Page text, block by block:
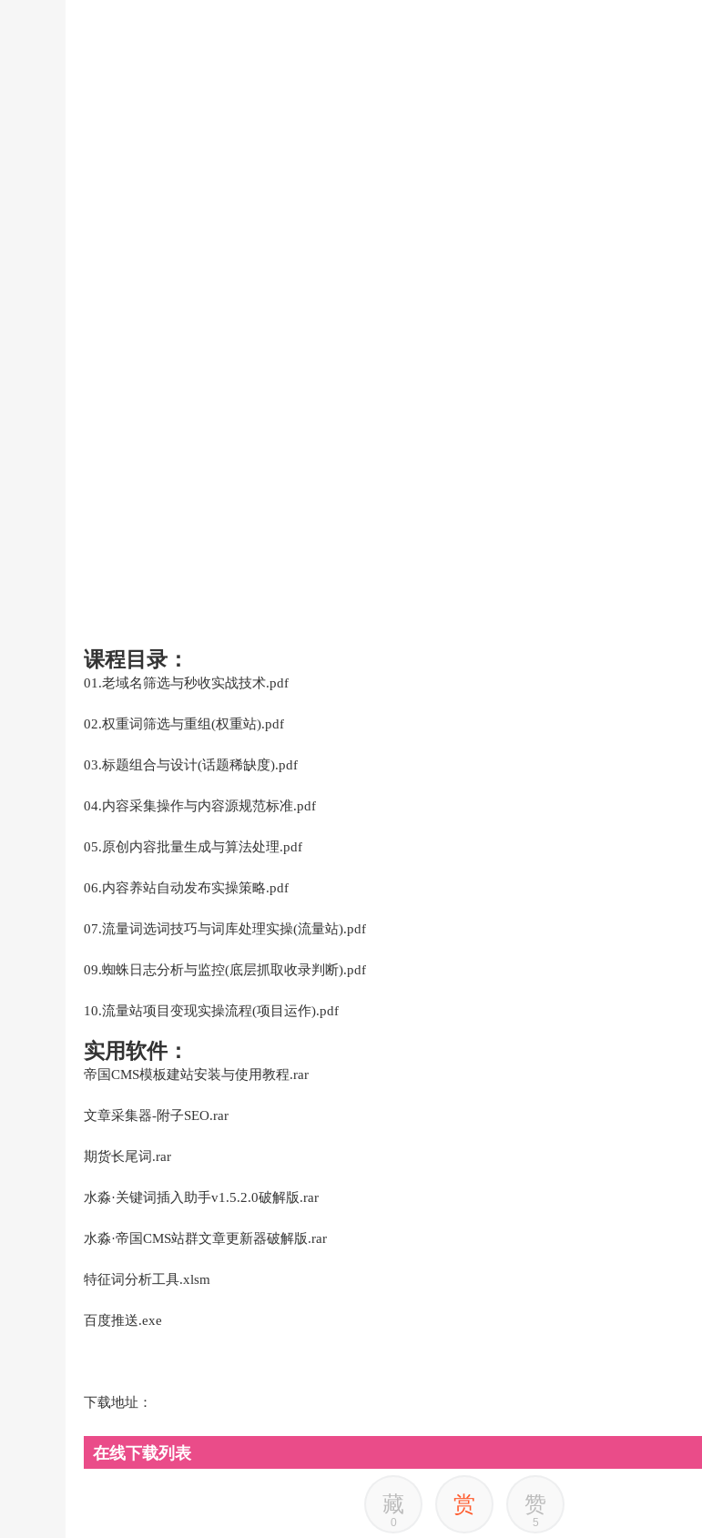
课程目录：
01.老域名筛选与秒收实战技术.pdf
02.权重词筛选与重组(权重站).pdf
03.标题组合与设计(话题稀缺度).pdf
04.内容采集操作与内容源规范标准.pdf
05.原创内容批量生成与算法处理.pdf
06.内容养站自动发布实操策略.pdf
07.流量词选词技巧与词库处理实操(流量站).pdf
09.蜘蛛日志分析与监控(底层抓取收录判断).pdf
10.流量站项目变现实操流程(项目运作).pdf
实用软件：
帝国CMS模板建站安装与使用教程.rar
文章采集器-附子SEO.rar
期货长尾词.rar
水淼·关键词插入助手v1.5.2.0破解版.rar
水淼·帝国CMS站群文章更新器破解版.rar
特征词分析工具.xlsm
百度推送.exe
下载地址：
在线下载列表
藏
0
赏 赞
5